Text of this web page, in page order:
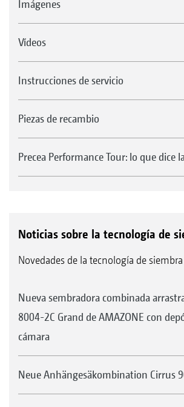
Imágenes
Vídeos
Instrucciones de servicio
Piezas de recambio
Precea Performance Tour: lo que dice
Noticias sobre la tecnología de
Novedades de la tecnología de siembra
Nueva sembradora combinada
8004-2C Grand de AMAZONE con
cámara
Neue Anhängesäkombination Cirrus